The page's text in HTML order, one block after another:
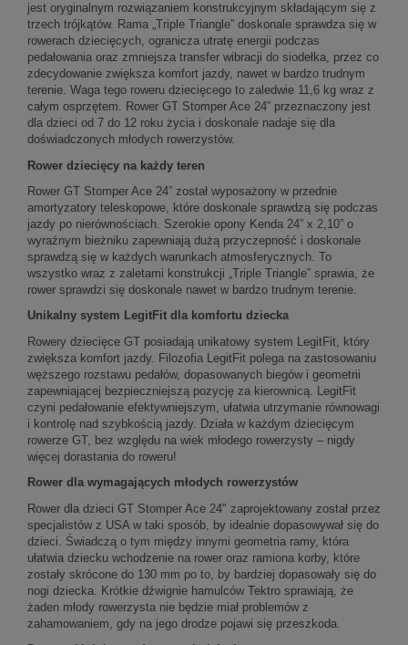
jest oryginalnym rozwiązaniem konstrukcyjnym składającym się z
trzech trójkątów. Rama „Triple Triangle” doskonale sprawdza się w
rowerach dziecięcych, ogranicza utratę energii podczas
pedałowania oraz zmniejsza transfer wibracji do siodełka, przez co
zdecydowanie zwiększa komfort jazdy, nawet w bardzo trudnym
terenie. Waga tego roweru dziecięcego to zaledwie 11,6 kg wraz z
całym osprzętem. Rower GT Stomper Ace 24” przeznaczony jest
dla dzieci od 7 do 12 roku życia i doskonale nadaje się dla
doświadczonych młodych rowerzystów.
Rower dziecięcy na każdy teren
Rower GT Stomper Ace 24” został wyposażony w przednie
amortyzatory teleskopowe, które doskonale sprawdzą się podczas
jazdy po nierównościach. Szerokie opony Kenda 24” x 2,10” o
wyraźnym bieżniku zapewniają dużą przyczepność i doskonale
sprawdzą się w każdych warunkach atmosferycznych. To
wszystko wraz z zaletami konstrukcji „Triple Triangle” sprawia, że
rower sprawdzi się doskonale nawet w bardzo trudnym terenie.
Unikalny system LegitFit dla komfortu dziecka
Rowery dziecięce GT posiadają unikatowy system LegitFit, który
zwiększa komfort jazdy. Filozofia LegitFit polega na zastosowaniu
węższego rozstawu pedałów, dopasowanych biegów i geometrii
zapewniającej bezpieczniejszą pozycję za kierownicą. LegitFit
czyni pedałowanie efektywniejszym, ułatwia utrzymanie równowagi
i kontrolę nad szybkością jazdy. Działa w każdym dziecięcym
rowerze GT, bez względu na wiek młodego rowerzysty – nigdy
więcej dorastania do roweru!
Rower dla wymagających młodych rowerzystów
Rower dla dzieci GT Stomper Ace 24" zaprojektowany został przez
specjalistów z USA w taki sposób, by idealnie dopasowywał się do
dzieci. Świadczą o tym między innymi geometria ramy, która
ułatwia dziecku wchodzenie na rower oraz ramiona korby, które
zostały skrócone do 130 mm po to, by bardziej dopasowały się do
nogi dziecka. Krótkie dźwignie hamulców Tektro sprawiają, że
żaden młody rowerzysta nie będzie miał problemów z
zahamowaniem, gdy na jego drodze pojawi się przeszkoda.